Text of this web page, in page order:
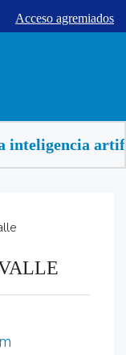
Acceso agremiados
inteligencia